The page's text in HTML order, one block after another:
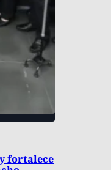
fortalece